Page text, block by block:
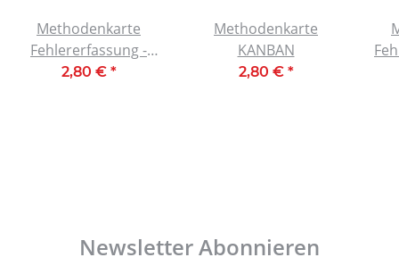
Methodenkarte
Fehlererfassung -
Fehleranalyse im
2,80 € *
Methodenkarte
KANBAN
2,80 € *
Newsletter Abonnieren